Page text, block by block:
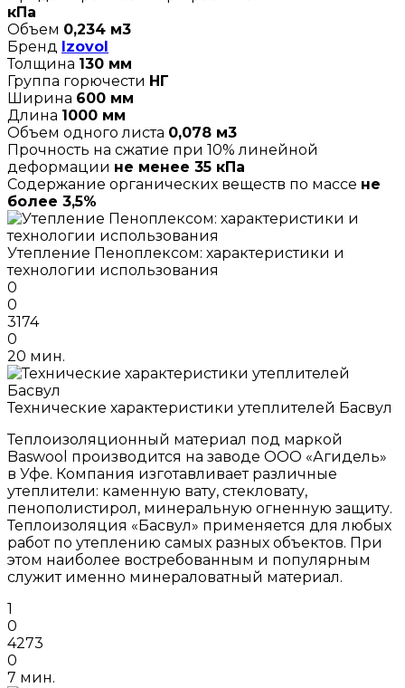
кПа
Объем 0,234 м3
Бренд Izovol
Толщина 130 мм
Группа горючести НГ
Ширина 600 мм
Длина 1000 мм
Объем одного листа 0,078 м3
Прочность на сжатие при 10% линейной
деформации не менее 35 кПа
Содержание органических веществ по массе не
более 3,5%
Утепление Пеноплексом: характеристики и
технологии использования
0
0
3174
0
20 мин.
Технические характеристики утеплителей Басвул
Теплоизоляционный материал под маркой
Baswool производится на заводе ООО «Агидель»
в Уфе. Компания изготавливает различные
утеплители: каменную вату, стекловату,
пенополистирол, минеральную огненную защиту.
Теплоизоляция «Басвул» применяется для любых
работ по утеплению самых разных объектов. При
этом наиболее востребованным и популярным
служит именно минераловатный материал.
1
0
4273
0
7 мин.